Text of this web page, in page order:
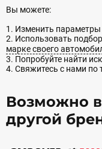
Вы можете:
1. Изменить параметры
2. Использовать подбор
марке своего
3. Попробуйте найти
4. Свяжитесь с нами по
Возможно
другой